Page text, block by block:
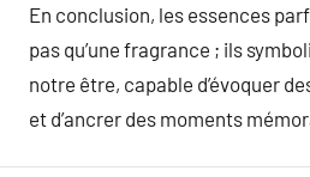
En conclusion, les essences
pas qu’une fragrance ; ils
notre être, capable d’évoquer
et d’ancrer des moments